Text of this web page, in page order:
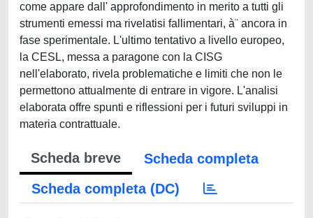
come appare dall' approfondimento in merito a tutti gli
strumenti emessi ma rivelatisi fallimentari, à¨ ancora in
fase sperimentale. L'ultimo tentativo a livello europeo,
la CESL, messa a paragone con la CISG
nell'elaborato, rivela problematiche e limiti che non le
permettono attualmente di entrare in vigore. L'analisi
elaborata offre spunti e riflessioni per i futuri sviluppi in
materia contrattuale.
Scheda breve
Scheda completa
Scheda completa (DC)